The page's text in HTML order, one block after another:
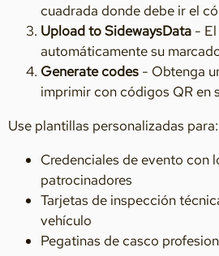
cuadrada donde debe ir el
Upload to SidewaysData -
automáticamente su
Generate codes - Obtenga
imprimir con códigos QR en
Use plantillas personalizadas para:
Credenciales de evento con
patrocinadores
Tarjetas de inspección
vehículo
Pegatinas de casco